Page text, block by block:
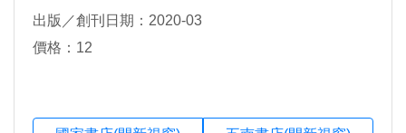
出版／創刊日期：2020-03
價格：12